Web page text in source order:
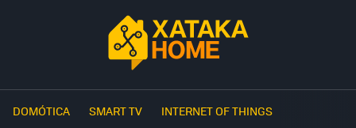
DOMÓTICA SMART TV INTERNET OF THINGS